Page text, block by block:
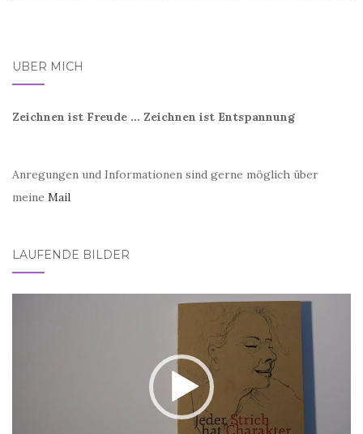
ÜBER MICH
Zeichnen ist Freude ... Zeichnen ist Entspannung
Anregungen und Informationen sind gerne möglich über
meine Mail
LAUFENDE BILDER